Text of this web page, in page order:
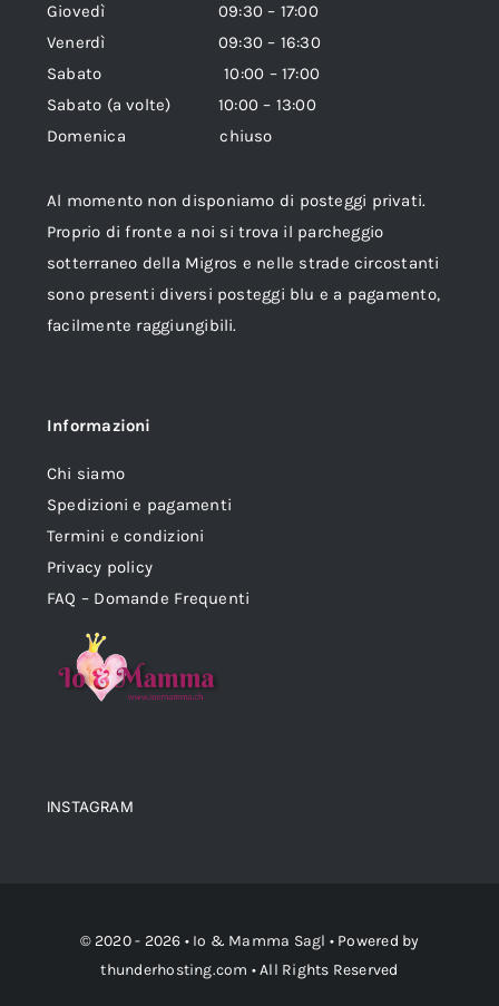
Giovedì 09:30 – 17:00
Venerdì 09:30 – 16:30
Sabato 10:00 – 17:00
Sabato (a volte) 10:00 – 13:00
Domenica chiuso
Al momento non disponiamo di posteggi privati.
Proprio di fronte a noi si trova il parcheggio
sotterraneo della Migros e nelle strade circostanti
sono presenti diversi posteggi blu e a pagamento,
facilmente raggiungibili.
Informazioni
Chi siamo
Spedizioni e pagamenti
Termini e condizioni
Privacy policy
FAQ – Domande Frequenti
INSTAGRAM
© 2020 - 2026 • Io & Mamma Sagl • Powered by
thunderhosting.com • All Rights Reserved